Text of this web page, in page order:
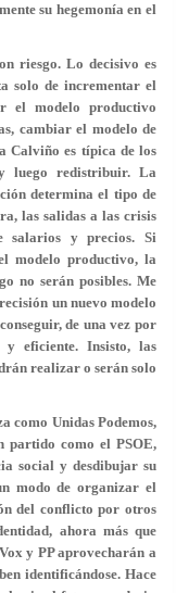
su hegemonía en el
riesgo. Lo decisivo es
solo de incrementar el
el modelo productivo
cambiar el modelo de
Calviño es típica de los
luego redistribuir. La
determina el tipo de
las salidas a las crisis
salarios y precios. Si
modelo productivo, la
no serán posibles. Me
un nuevo modelo
de una vez por
eficiente. Insisto, las
realizar o serán solo
como Unidas Podemos,
partido como el PSOE,
social y desdibujar su
modo de organizar el
del conflicto por otros
ahora más que
y PP aprovecharán a
identificándose. Hace